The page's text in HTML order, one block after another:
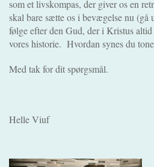
som et livskompas, der giver os en
skal bare sætte os i bevægelse nu (gå
følge efter den Gud, der i Kristus
vores historie. Hvordan synes du
Med tak for dit spørgsmål.
Helle Viuf